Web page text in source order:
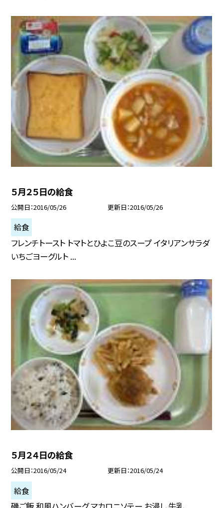
５月２５日の給食
公開日 2016/05/26 更新日 2016/05/26
給食
フレンチトースト トマトとひよこ豆のスープ イタリアンサラダ
いちごヨーグルト ...
５月２４日の給食
公開日 2016/05/24 更新日 2016/05/24
給食